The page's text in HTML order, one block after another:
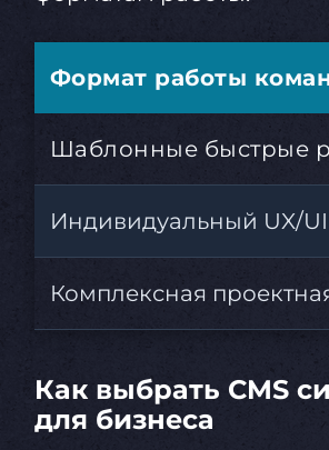
Формат работы
Шаблонные быстрые
Индивидуальный UX/UI
Комплексная
Как выбрать CMS
для бизнеса